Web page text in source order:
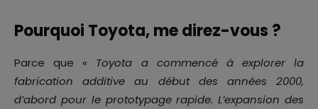
Pourquoi Toyota, me direz-vous ?
Parce que « Toyota a commencé à explorer la
fabrication additive au début des années 2000,
d’abord pour le prototypage rapide. L’expansion des